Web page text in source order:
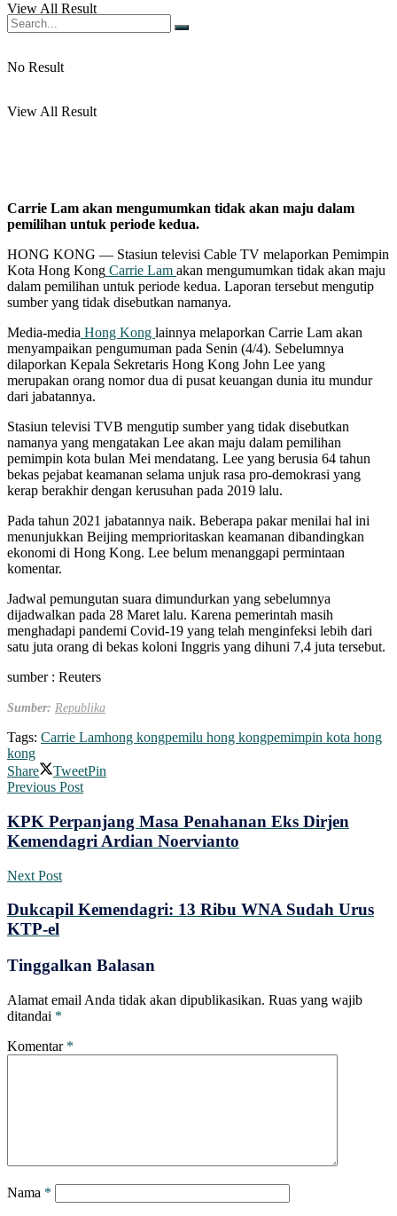
View All Result
No Result
View All Result
Carrie Lam akan mengumumkan tidak akan maju dalam
pemilihan untuk periode kedua.
HONG KONG — Stasiun televisi Cable TV melaporkan Pemimpin
Kota Hong Kong Carrie Lam akan mengumumkan tidak akan maju
dalam pemilihan untuk periode kedua. Laporan tersebut mengutip
sumber yang tidak disebutkan namanya.
Media-media Hong Kong lainnya melaporkan Carrie Lam akan
menyampaikan pengumuman pada Senin (4/4). Sebelumnya
dilaporkan Kepala Sekretaris Hong Kong John Lee yang
merupakan orang nomor dua di pusat keuangan dunia itu mundur
dari jabatannya.
Stasiun televisi TVB mengutip sumber yang tidak disebutkan
namanya yang mengatakan Lee akan maju dalam pemilihan
pemimpin kota bulan Mei mendatang. Lee yang berusia 64 tahun
bekas pejabat keamanan selama unjuk rasa pro-demokrasi yang
kerap berakhir dengan kerusuhan pada 2019 lalu.
Pada tahun 2021 jabatannya naik. Beberapa pakar menilai hal ini
menunjukkan Beijing memprioritaskan keamanan dibandingkan
ekonomi di Hong Kong. Lee belum menanggapi permintaan
komentar.
Jadwal pemungutan suara dimundurkan yang sebelumnya
dijadwalkan pada 28 Maret lalu. Karena pemerintah masih
menghadapi pandemi Covid-19 yang telah menginfeksi lebih dari
satu juta orang di bekas koloni Inggris yang dihuni 7,4 juta tersebut.
sumber : Reuters
Sumber: Republika
Tags: Carrie Lamhong kongpemilu hong kongpemimpin kota hong
kong
Share
TweetPin
Previous Post
KPK Perpanjang Masa Penahanan Eks Dirjen
Kemendagri Ardian Noervianto
Next Post
Dukcapil Kemendagri: 13 Ribu WNA Sudah Urus
KTP-el
Tinggalkan Balasan
Alamat email Anda tidak akan dipublikasikan. Ruas yang wajib
ditandai *
Komentar *
Nama *